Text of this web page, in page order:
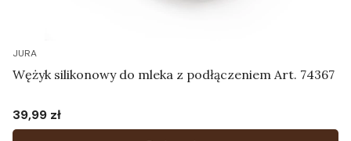
JURA
Wężyk silikonowy do mleka z podłączeniem Art. 74367
Cena
39,99 zł